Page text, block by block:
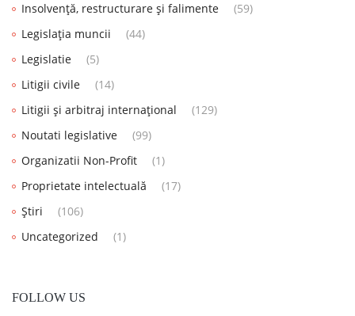
Insolvență, restructurare și falimente
(59)
Legislația muncii
(44)
Legislatie
(5)
Litigii civile
(14)
Litigii și arbitraj internațional
(129)
Noutati legislative
(99)
Organizatii Non-Profit
(1)
Proprietate intelectuală
(17)
Știri
(106)
Uncategorized
(1)
FOLLOW US